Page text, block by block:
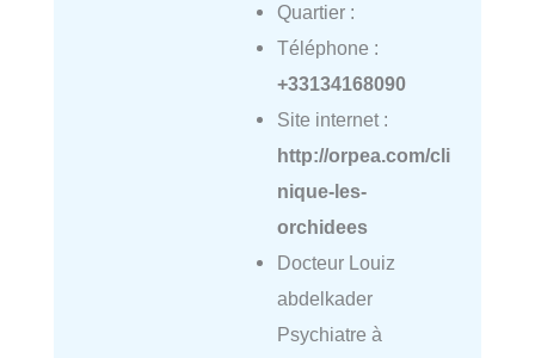
Quartier :
Téléphone :
+33134168090
Site internet :
http://orpea.com/cli
nique-les-
orchidees
Docteur Louiz
abdelkader
Psychiatre à